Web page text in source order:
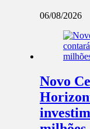
06/08/2026
Novo